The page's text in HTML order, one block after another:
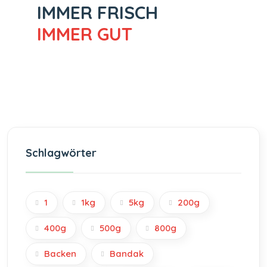
IMMER FRISCH
IMMER GUT
Schlagwörter
1 1kg 5kg 200g
400g 500g 800g
Backen Bandak